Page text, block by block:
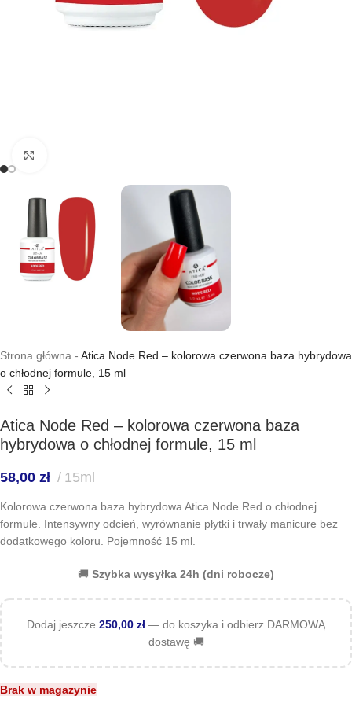
Strona główna - Atica Node Red – kolorowa czerwona baza hybrydowa
o chłodnej formule, 15 ml
Atica Node Red – kolorowa czerwona baza
hybrydowa o chłodnej formule, 15 ml
58,00 zł 15ml
Kolorowa czerwona baza hybrydowa Atica Node Red o chłodnej
formule. Intensywny odcień, wyrównanie płytki i trwały manicure bez
dodatkowego koloru. Pojemność 15 ml.
🚚 Szybka wysyłka 24h (dni robocze)
Dodaj jeszcze 250,00 zł — do koszyka i odbierz DARMOWĄ
dostawę 🚚
Brak w magazynie